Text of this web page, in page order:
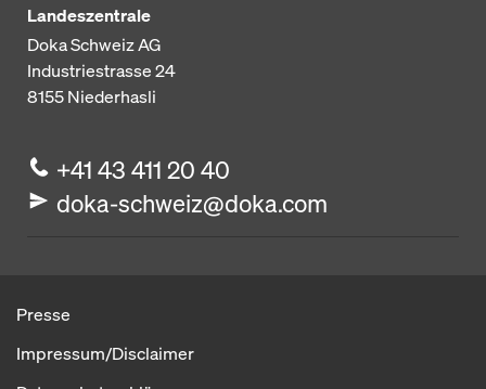
Landeszentrale
Doka Schweiz AG
Industriestrasse 24
8155Niederhasli
+41 43 411 20 40
doka-schweiz@doka.com
Presse
Impressum/Disclaimer